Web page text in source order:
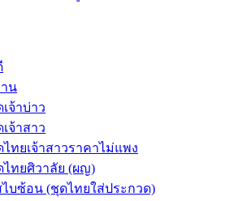
น
จ้าบ่าว
จ้าสาว
ไทยเจ้าสาวราคาไม่แพง
ไทยศิวาลัย (ผญ)
บซ้อน (ชุดไทยใส่ประกวด)